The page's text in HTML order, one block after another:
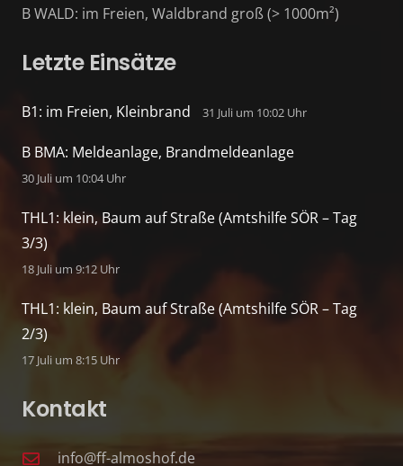
B WALD: im Freien, Waldbrand groß (> 1000m²)
Letzte Einsätze
B1: im Freien, Kleinbrand 31 Juli um 10:02 Uhr
B BMA: Meldeanlage, Brandmeldeanlage
30 Juli um 10:04 Uhr
THL1: klein, Baum auf Straße (Amtshilfe SÖR – Tag
3/3)
18 Juli um 9:12 Uhr
THL1: klein, Baum auf Straße (Amtshilfe SÖR – Tag
2/3)
17 Juli um 8:15 Uhr
Kontakt
info@ff-almoshof.de